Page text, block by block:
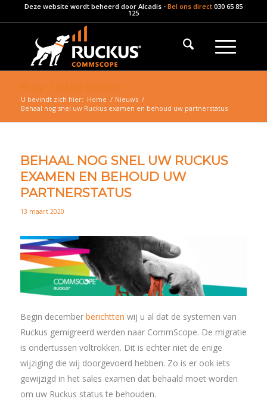
Deze website wordt beheerd door Alcadis- Bel ons direct 030 65 85
125
U bevindt zich hier: Home / Nieuws /
Behaal nog snel uw Ruckus examen en behoud uw partnerstatus
BEHAAL NOG SNEL UW RUCKUS
EXAMEN EN BEHOUD UW
PARTNERSTATUS
13 maart 2020
Begin december berichtten wij u al dat de systemen van
Ruckus gemigreerd werden naar CommScope. De migratie
is ondertussen voltrokken. Dit is echter niet de enige
wijziging die wij doorgevoerd hebben. Zo is er ook iets
gewijzigd in het sales examen dat behaald moet worden
om uw Ruckus status te behouden.